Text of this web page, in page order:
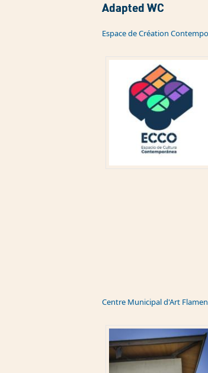
Adapted WC
Espace de Création
Centre Municipal d'Art